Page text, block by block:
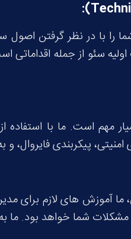
را با در نظر گرفتن اصول
سئو از جمله
مهم است. ما با استفاده
پیکربندی فایروال، و
آموزش های لازم برای
مشکلات شما خواهد بود.